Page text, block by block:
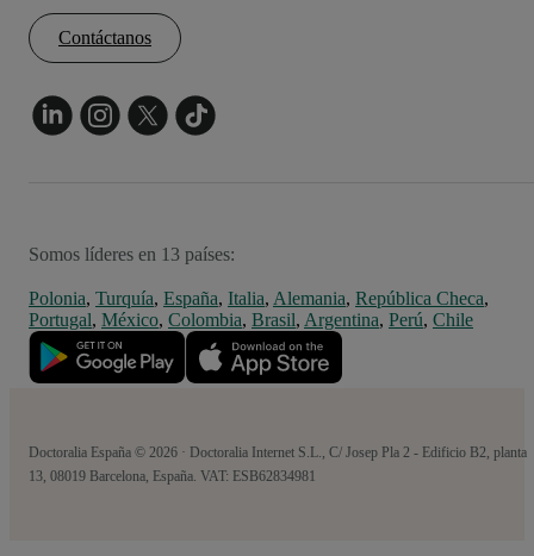
Contáctanos
Somos líderes en 13 países:
Polonia, Turquía, España, Italia, Alemania, República Checa,
Portugal, México, Colombia, Brasil, Argentina, Perú, Chile
Doctoralia España © 2026 · Doctoralia Internet S.L., C/ Josep Pla 2 - Edificio B2, planta
13, 08019 Barcelona, España. VAT: ESB62834981